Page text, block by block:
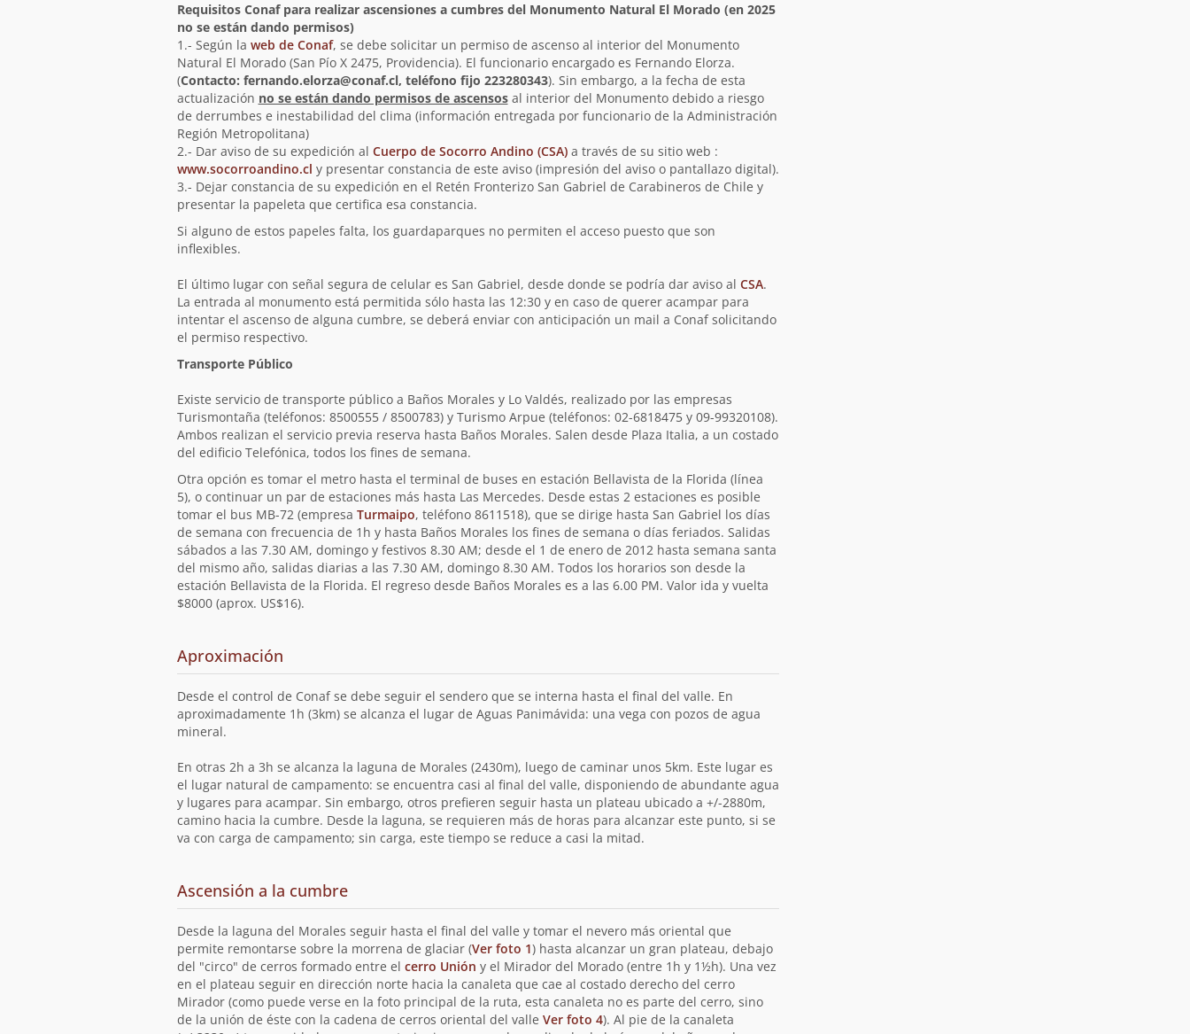
Requisitos Conaf para realizar ascensiones a cumbres del Monumento Natural El Morado (en 2025
no se están dando permisos)
1.- Según la web de Conaf, se debe solicitar un permiso de ascenso al interior del Monumento
Natural El Morado (San Pío X 2475, Providencia). El funcionario encargado es Fernando Elorza.
(Contacto: fernando.elorza@conaf.cl, teléfono fijo 223280343). Sin embargo, a la fecha de esta
actualización no se están dando permisos de ascensosal interior del Monumento debido a riesgo
de derrumbes e inestabilidad del clima (información entregada por funcionario de la Administración
Región Metropolitana)
2.- Dar aviso de su expedición al Cuerpo de Socorro Andino (CSA)a través de su sitio web :
www.socorroandino.cl y presentar constancia de este aviso (impresión del aviso o pantallazo digital).
3.- Dejar constancia de su expedición en el Retén Fronterizo San Gabriel de Carabineros de Chile y
presentar la papeleta que certifica esa constancia.
Si alguno de estos papeles falta, los guardaparques no permiten el acceso puesto que son
inflexibles.
El último lugar con señal segura de celular es San Gabriel, desde donde se podría dar aviso al CSA.
La entrada al monumento está permitida sólo hasta las 12:30 y en caso de querer acampar para
intentar el ascenso de alguna cumbre, se deberá enviar con anticipación un mail a Conaf solicitando
el permiso respectivo.
Transporte Público
Existe servicio de transporte público a Baños Morales y Lo Valdés, realizado por las empresas
Turismontaña (teléfonos: 8500555 / 8500783) y Turismo Arpue (teléfonos: 02-6818475 y 09-99320108).
Ambos realizan el servicio previa reserva hasta Baños Morales. Salen desde Plaza Italia, a un costado
del edificio Telefónica, todos los fines de semana.
Otra opción es tomar el metro hasta el terminal de buses en estación Bellavista de la Florida (línea
5), o continuar un par de estaciones más hasta Las Mercedes. Desde estas 2 estaciones es posible
tomar el bus MB-72 (empresa Turmaipo, teléfono 8611518), que se dirige hasta San Gabriel los días
de semana con frecuencia de 1h y hasta Baños Morales los fines de semana o días feriados. Salidas
sábados a las 7.30 AM, domingo y festivos 8.30 AM; desde el 1 de enero de 2012 hasta semana santa
del mismo año, salidas diarias a las 7.30 AM, domingo 8.30 AM. Todos los horarios son desde la
estación Bellavista de la Florida. El regreso desde Baños Morales es a las 6.00 PM. Valor ida y vuelta
$8000 (aprox. US$16).
Aproximación
Desde el control de Conaf se debe seguir el sendero que se interna hasta el final del valle. En
aproximadamente 1h (3km) se alcanza el lugar de Aguas Panimávida: una vega con pozos de agua
mineral.
En otras 2h a 3h se alcanza la laguna de Morales (2430m), luego de caminar unos 5km. Este lugar es
el lugar natural de campamento: se encuentra casi al final del valle, disponiendo de abundante agua
y lugares para acampar. Sin embargo, otros prefieren seguir hasta un plateau ubicado a +/-2880m,
camino hacia la cumbre. Desde la laguna, se requieren más de horas para alcanzar este punto, si se
va con carga de campamento; sin carga, este tiempo se reduce a casi la mitad.
Ascensión a la cumbre
Desde la laguna del Morales seguir hasta el final del valle y tomar el nevero más oriental que
permite remontarse sobre la morrena de glaciar (Ver foto 1) hasta alcanzar un gran plateau, debajo
del "circo" de cerros formado entre el cerro Unión y el Mirador del Morado (entre 1h y 1½h). Una vez
en el plateau seguir en dirección norte hacia la canaleta que cae al costado derecho del cerro
Mirador (como puede verse en la foto principal de la ruta, esta canaleta no es parte del cerro, sino
de la unión de éste con la cadena de cerros oriental del valle Ver foto 4). Al pie de la canaleta